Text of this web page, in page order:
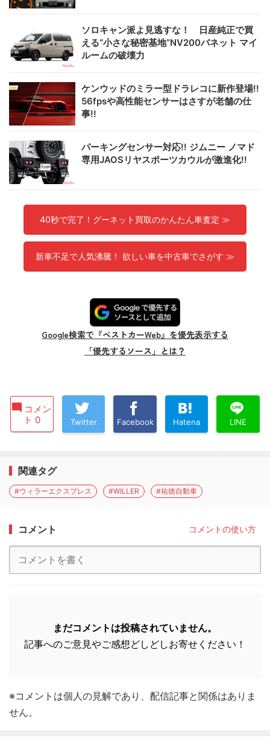
ソロキャン派よ見逃すな！ 日産純正で買
える“小さな秘密基地”NV200バネット マイ
ルームの破壊力
ケンウッドのミラー型ドラレコに新作登場!!
56fpsや高性能センサーはさすが老舗の仕
事!!
パーキングセンサー対応!! ジムニー ノマド
専用JAOSリヤスポーツカウルが激進化!!
40秒で完了！グーネット買取のかんたん車査定 ≫
新車不足で人気沸騰！ 欲しい車を中古車でさがす ≫
Google検索で『ベストカーWeb』を優先表示する
「優先するソース」とは？
コメン
ト 0
Twitter Facebook Hatena LINE
関連タグ
#ウィラーエクスプレス #WILLER #祐徳自動車
コメント コメントの使い方
まだコメントは投稿されていません。
記事へのご意見やご感想どしどしお寄せください！
※コメントは個人の見解であり、配信記事と関係はありま
せん。